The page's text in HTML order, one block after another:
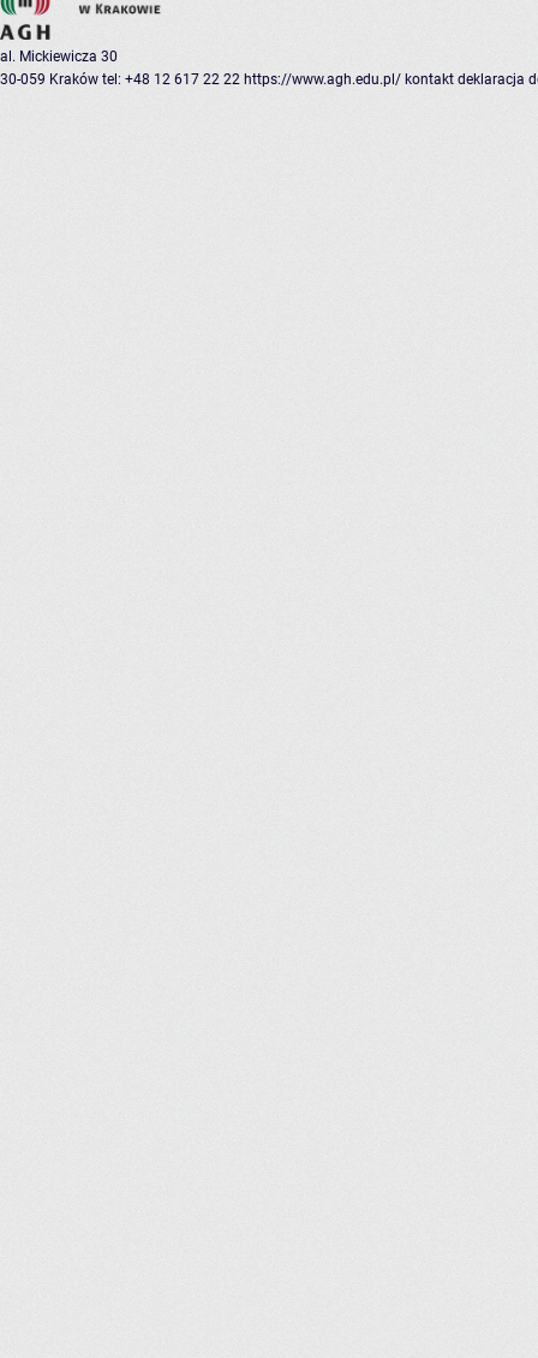
al. Mickiewicza 30
30-059 Kraków tel: +48 12 617 22 22 https://www.agh.edu.pl/ kontakt deklaracja